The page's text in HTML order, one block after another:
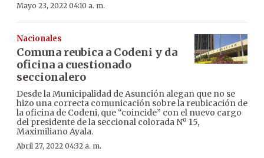
Mayo 23, 2022 04:10 a. m.
Nacionales
Comuna reubica a Codeni y da
oficina a cuestionado
seccionalero
Desde la Municipalidad de Asunción alegan que no se
hizo una correcta comunicación sobre la reubicación de
la oficina de Codeni, que “coincide” con el nuevo cargo
del presidente de la seccional colorada Nº 15,
Maximiliano Ayala.
Abril 27, 2022 04:32 a. m.